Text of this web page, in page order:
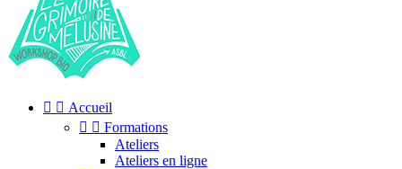
  Accueil
  Formations
Ateliers
Ateliers en ligne